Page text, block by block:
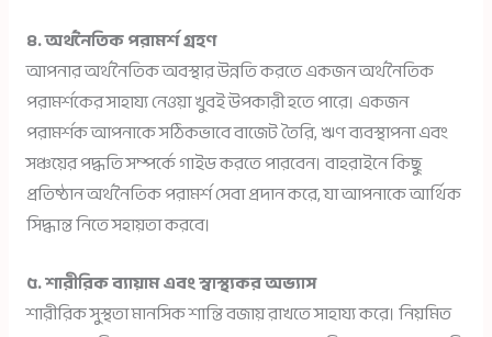
৪. অর্থনৈতিক পরামর্শ গ্রহণ
আপনার অর্থনৈতিক অবস্থার উন্নতি করতে একজন অর্থনৈতিক
পরামর্শকের সাহায্য নেওয়া খুবই উপকারী হতে পারে। একজন
পরামর্শক আপনাকে সঠিকভাবে বাজেট তৈরি, ঋণ ব্যবস্থাপনা এবং
সঞ্চয়ের পদ্ধতি সম্পর্কে গাইড করতে পারবেন। বাহরাইনে কিছু
প্রতিষ্ঠান অর্থনৈতিক পরামর্শ সেবা প্রদান করে, যা আপনাকে আর্থিক
সিদ্ধান্ত নিতে সহায়তা করবে।
৫. শারীরিক ব্যায়াম এবং স্বাস্থ্যকর অভ্যাস
শারীরিক সুস্থতা মানসিক শান্তি বজায় রাখতে সাহায্য করে। নিয়মিত